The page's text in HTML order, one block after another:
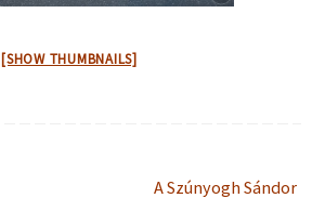
[SHOW THUMBNAILS]
A Szúnyogh Sándor